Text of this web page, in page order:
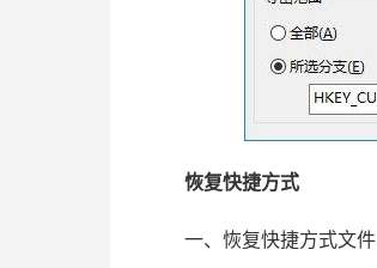
恢复快捷方式
一、恢复快捷方式文件